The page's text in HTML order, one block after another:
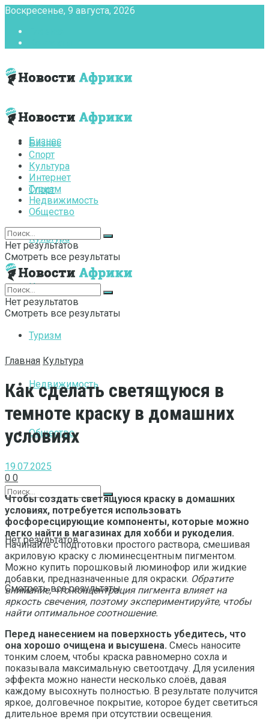
Воскресенье, 9 августа, 2026
Бизнес
Спорт
Культура
Интернет
Туризм
Недвижимость
Общество
Нет результатов
Смотреть все результаты
Бизнес
Спорт
Культура
Интернет
Туризм
Недвижимость
Общество
Нет результатов
Смотреть все результаты
Нет результатов
Смотреть все результаты
Главная Культура
Как сделать светящуюся в
темноте краску в домашних
условиях
19.07.2025
0 0
Чтобы создать светящуюся краску в домашних
условиях, потребуется использовать
фосфоресцирующие компоненты, которые можно
легко найти в магазинах для хобби и рукоделия.
Начинайте с подготовки простого раствора, смешивая
акриловую краску с люминесцентным пигментом.
Можно купить порошковый люминофор или жидкие
добавки, предназначенные для окраски. Обратите
внимание, что концентрация пигмента влияет на
яркость свечения, поэтому экспериментируйте, чтобы
найти оптимальное соотношение.
Перед нанесением на поверхность убедитесь, что
она хорошо очищена и высушена. Смесь наносите
тонким слоем, чтобы краска равномерно сохла и
показывала максимальную светоотдачу. Для усиления
эффекта можно нанести несколько слоёв, давая
каждому высохнуть полностью. В результате получится
яркое, долговечное покрытие, которое будет светиться
длительное время при отсутствии освещения.